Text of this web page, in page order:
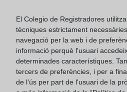
De lunes a viernes de
Agosto: De lunes a viernes
Los días 24 y 31 de
horas
El Colegio de Registradores
tècniques estrictament
navegació per la web i de
informació perquè l'usuari
determinades característiques.
tercers de preferències, i per a
de l'ús per part de l'usuari de la